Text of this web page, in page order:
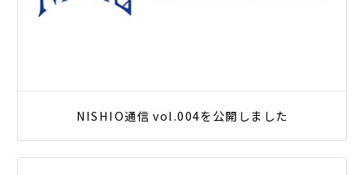
NISHIO通信 vol.004を公開しました